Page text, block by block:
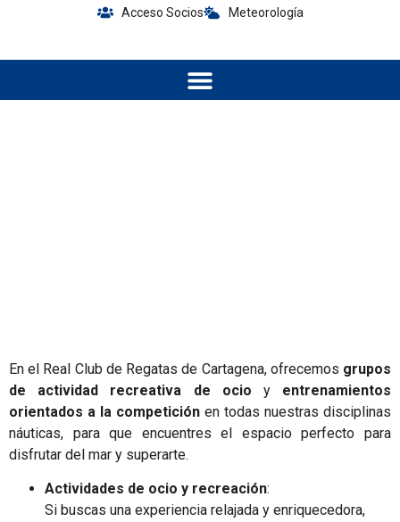
Acceso Socios Meteorología
En el Real Club de Regatas de Cartagena, ofrecemos grupos
de actividad recreativa de ocio y entrenamientos
orientados a la competición en todas nuestras disciplinas
náuticas, para que encuentres el espacio perfecto para
disfrutar del mar y superarte.
Actividades de ocio y recreación:
Si buscas una experiencia relajada y enriquecedora,